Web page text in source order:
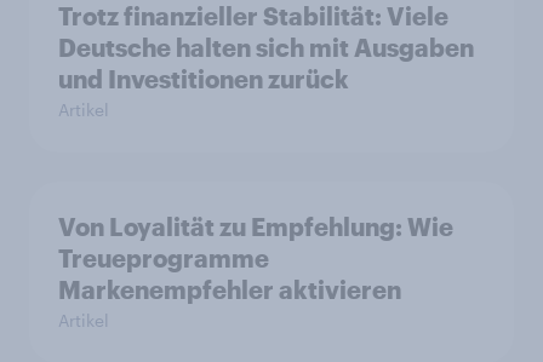
Trotz finanzieller Stabilität: Viele
Deutsche halten sich mit Ausgaben
und Investitionen zurück
Artikel
Von Loyalität zu Empfehlung: Wie
Treueprogramme
Markenempfehler aktivieren
Artikel